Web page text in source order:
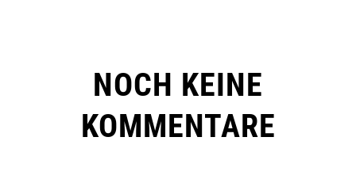
NOCH KEINE
KOMMENTARE